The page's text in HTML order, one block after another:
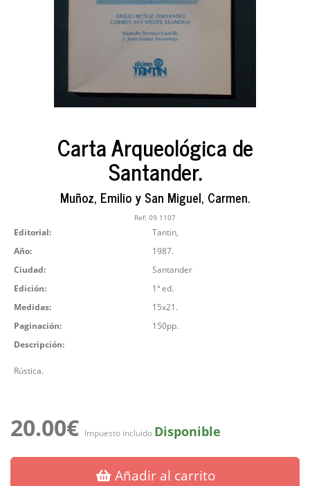
Carta Arqueológica de
Santander.
Muñoz, Emilio y San Miguel, Carmen.
Ref: 09.1107
Editorial:
Tantin,
Año:
1987.
Ciudad:
Santander
Edición:
1ª ed.
Medidas:
15x21.
Paginación:
150pp.
Descripción:
Rústica.
20.00€ Impuesto incluido Disponible
Añadir al carrito